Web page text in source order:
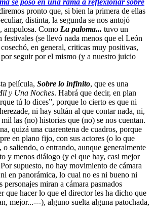
pronto que, si bien la primera de ellas
distinta, la segunda se nos antojó
ampulosa. Como La paloma... tuvo un
(se llevó nada menos que el León
en general, criticas muy positivas,
seguir por el mismo (y a nuestro juicio
película, Sobre lo infinito, que es una
y Una Noches. Habrá que decir, en plan
tú lo dices”, porque lo cierto es que ni
ni hay sultán al que contar nada, ni,
las (no) historias que (no) se nos cuentan.
quizá una cuarentena de cuadros, porque
en plano fijo, con sus actores (o lo que
o saliendo, o entrando, aunque generalmente
y menos diálogo (y el que hay, casi mejor
supuesto, no hay movimiento de cámara
en panorámica, lo cual no es ni bueno ni
personajes miran a cámara pasmados
que hacer lo que el director les ha dicho que
mejor...---), alguno suelta alguna patochada,